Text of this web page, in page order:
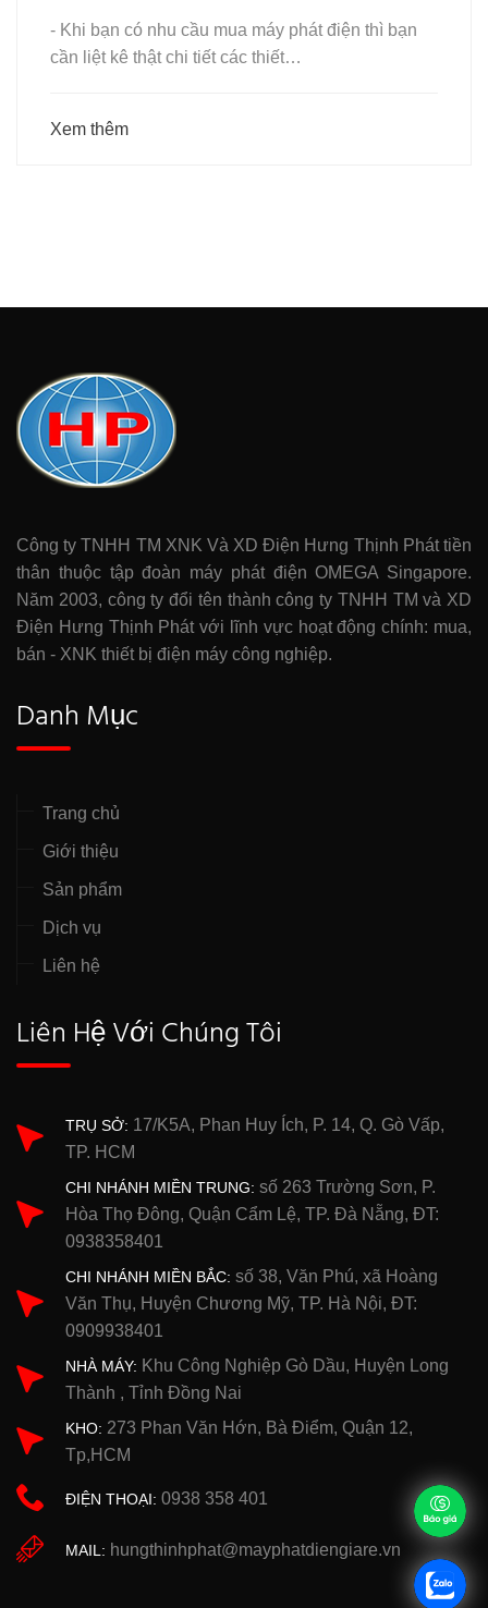
- Khi bạn có nhu cầu mua máy phát điện thì bạn
cần liệt kê thật chi tiết các thiết…
Xem thêm
Công ty TNHH TM XNK Và XD Điện Hưng Thịnh Phát tiền
thân thuộc tập đoàn máy phát điện OMEGA Singapore.
Năm 2003, công ty đổi tên thành công ty TNHH TM và XD
Điện Hưng Thịnh Phát với lĩnh vực hoạt động chính: mua,
bán - XNK thiết bị điện máy công nghiệp.
Danh Mục
Trang chủ
Giới thiệu
Sản phẩm
Dịch vụ
Liên hệ
Liên Hệ Với Chúng Tôi
TRỤ SỞ: 17/K5A, Phan Huy Ích, P. 14, Q. Gò Vấp,
TP. HCM
CHI NHÁNH MIỀN TRUNG: số 263 Trường Sơn, P.
Hòa Thọ Đông, Quận Cẩm Lệ, TP. Đà Nẵng, ĐT:
0938358401
CHI NHÁNH MIỀN BẮC: số 38, Văn Phú, xã Hoàng
Văn Thụ, Huyện Chương Mỹ, TP. Hà Nội, ĐT:
0909938401
NHÀ MÁY: Khu Công Nghiệp Gò Dầu, Huyện Long
Thành , Tỉnh Đồng Nai
KHO: 273 Phan Văn Hớn, Bà Điểm, Quận 12,
Tp,HCM
ĐIỆN THOẠI: 0938 358 401
MAIL: hungthinhphat@mayphatdiengiare.vn